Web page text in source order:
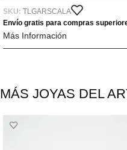
SKU: TLGARSCALA
Envío gratis para compras
Más Información
MÁS JOYAS DEL